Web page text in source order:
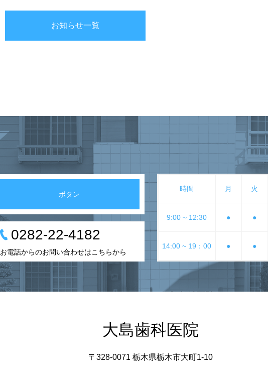
お知らせ一覧
ボタン
0282-22-4182
お電話からのお問い合わせはこちらから
時間 月 火
9:00 ~ 12:30 ● ●
14:00 ~ 19：00 ● ●
大島歯科医院
〒328-0071 栃木県栃木市大町1-10